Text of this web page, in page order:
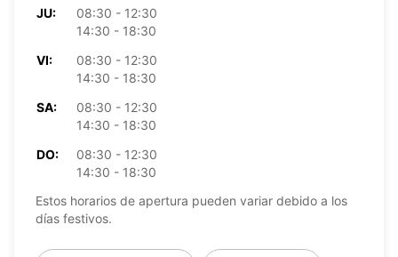
JU:
08:30 - 12:30
14:30 - 18:30
VI:
08:30 - 12:30
14:30 - 18:30
SA:
08:30 - 12:30
14:30 - 18:30
DO:
08:30 - 12:30
14:30 - 18:30
Estos horarios de apertura pueden variar debido a los
días festivos.